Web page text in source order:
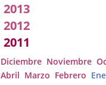
2013
2012
2011
Diciembre Noviembre
Abril Marzo Febrero